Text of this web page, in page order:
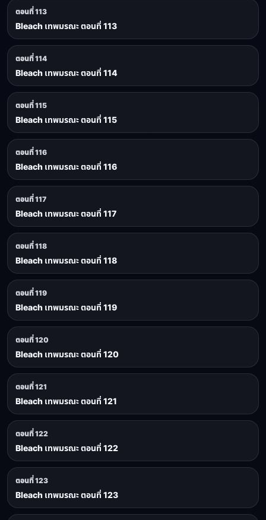
ตอนที่ 113
Bleach เทพมรณะ ตอนที่ 113
ตอนที่ 114
Bleach เทพมรณะ ตอนที่ 114
ตอนที่ 115
Bleach เทพมรณะ ตอนที่ 115
ตอนที่ 116
Bleach เทพมรณะ ตอนที่ 116
ตอนที่ 117
Bleach เทพมรณะ ตอนที่ 117
ตอนที่ 118
Bleach เทพมรณะ ตอนที่ 118
ตอนที่ 119
Bleach เทพมรณะ ตอนที่ 119
ตอนที่ 120
Bleach เทพมรณะ ตอนที่ 120
ตอนที่ 121
Bleach เทพมรณะ ตอนที่ 121
ตอนที่ 122
Bleach เทพมรณะ ตอนที่ 122
ตอนที่ 123
Bleach เทพมรณะ ตอนที่ 123